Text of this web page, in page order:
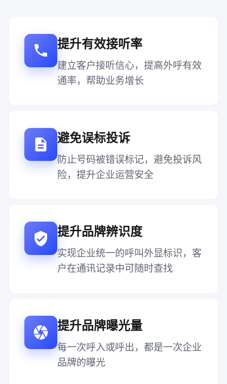
提升有效接听率
建立客户接听信心，提高外呼有效
通率，帮助业务增长
避免误标投诉
防止号码被错误标记，避免投诉风
险，提升企业运营安全
提升品牌辨识度
实现企业统一的呼叫外显标识，客
户在通讯记录中可随时查找
提升品牌曝光量
每一次呼入或呼出，都是一次企业
品牌的曝光